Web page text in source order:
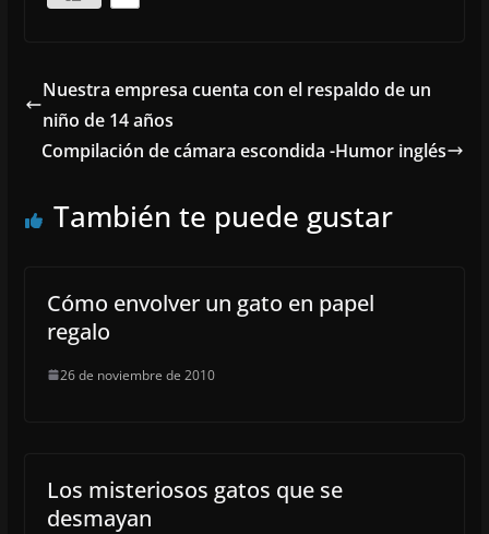
Nuestra empresa cuenta con el respaldo de un
niño de 14 años
Compilación de cámara escondida -Humor inglés
También te puede gustar
Cómo envolver un gato en papel
regalo
26 de noviembre de 2010
Los misteriosos gatos que se
desmayan